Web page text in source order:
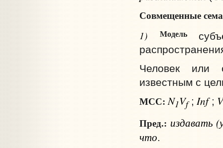
Совмещенные
1) Модель
Человек или
известным с
МСС: N1Vf; Inf; V
Пред.: издавать
что.